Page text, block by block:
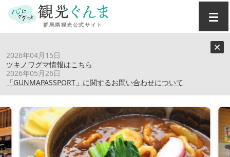
2026年04月15日
ツキノワグマ情報はこちら
2026年05月26日
「GUNMAPASSPORT」に関するお問い合わせについて
山田商店